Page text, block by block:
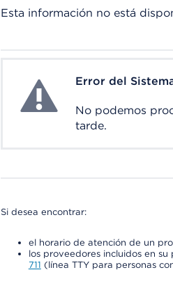
Esta información no está
System ErrorError del
No podemos
tarde.
Si desea encontrar:
el horario de atención de un
los proveedores incluidos en
711 (línea TTY para personas